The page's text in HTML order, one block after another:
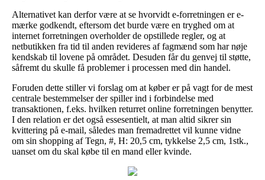
Alternativet kan derfor være at se hvorvidt e-forretningen er e-
mærke godkendt, eftersom det burde være en tryghed om at
internet forretningen overholder de opstillede regler, og at
netbutikken fra tid til anden revideres af fagmænd som har nøje
kendskab til lovene på området. Desuden får du genvej til støtte,
såfremt du skulle få problemer i processen med din handel.
Foruden dette stiller vi forslag om at køber er på vagt for de mest
centrale bestemmelser der spiller ind i forbindelse med
transaktionen, f.eks. hvilken returret online forretningen benytter.
I den relation er det også essesentielt, at man altid sikrer sin
kvittering på e-mail, således man fremadrettet vil kunne vidne
om sin shopping af Tegn, #, H: 20,5 cm, tykkelse 2,5 cm, 1stk.,
uanset om du skal købe til en mand eller kvinde.